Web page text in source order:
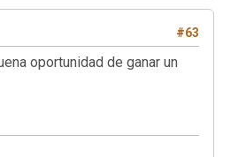
#63
oportunidad de ganar un